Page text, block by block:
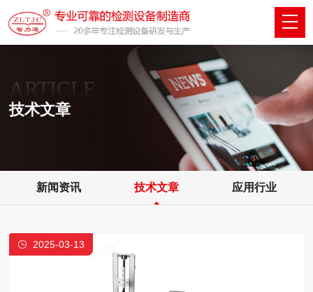
ARTICLE
技术文章
新闻资讯 技术文章 应用行业
2025-03-13